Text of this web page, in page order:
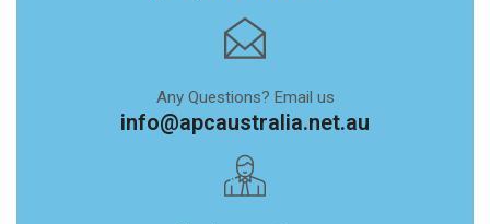
Any Questions? Email us
info@apcaustralia.net.au